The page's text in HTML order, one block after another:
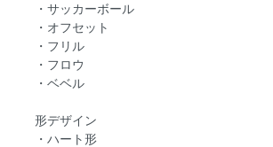
・サッカーボール
・オフセット
・フリル
・フロウ
・ベベル
形デザイン
・ハート形